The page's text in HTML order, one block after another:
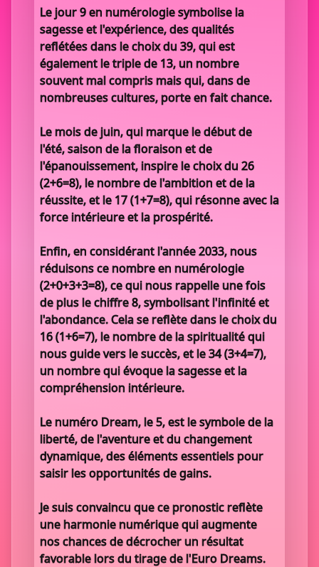
Le jour 9 en numérologie symbolise la
sagesse et l'expérience, des qualités
reflétées dans le choix du 39, qui est
également le triple de 13, un nombre
souvent mal compris mais qui, dans de
nombreuses cultures, porte en fait chance.
Le mois de juin, qui marque le début de
l'été, saison de la floraison et de
l'épanouissement, inspire le choix du 26
(2+6=8), le nombre de l'ambition et de la
réussite, et le 17 (1+7=8), qui résonne avec la
force intérieure et la prospérité.
Enfin, en considérant l'année 2033, nous
réduisons ce nombre en numérologie
(2+0+3+3=8), ce qui nous rappelle une fois
de plus le chiffre 8, symbolisant l'infinité et
l'abondance. Cela se reflète dans le choix du
16 (1+6=7), le nombre de la spiritualité qui
nous guide vers le succès, et le 34 (3+4=7),
un nombre qui évoque la sagesse et la
compréhension intérieure.
Le numéro Dream, le 5, est le symbole de la
liberté, de l'aventure et du changement
dynamique, des éléments essentiels pour
saisir les opportunités de gains.
Je suis convaincu que ce pronostic reflète
une harmonie numérique qui augmente
nos chances de décrocher un résultat
favorable lors du tirage de l'Euro Dreams.